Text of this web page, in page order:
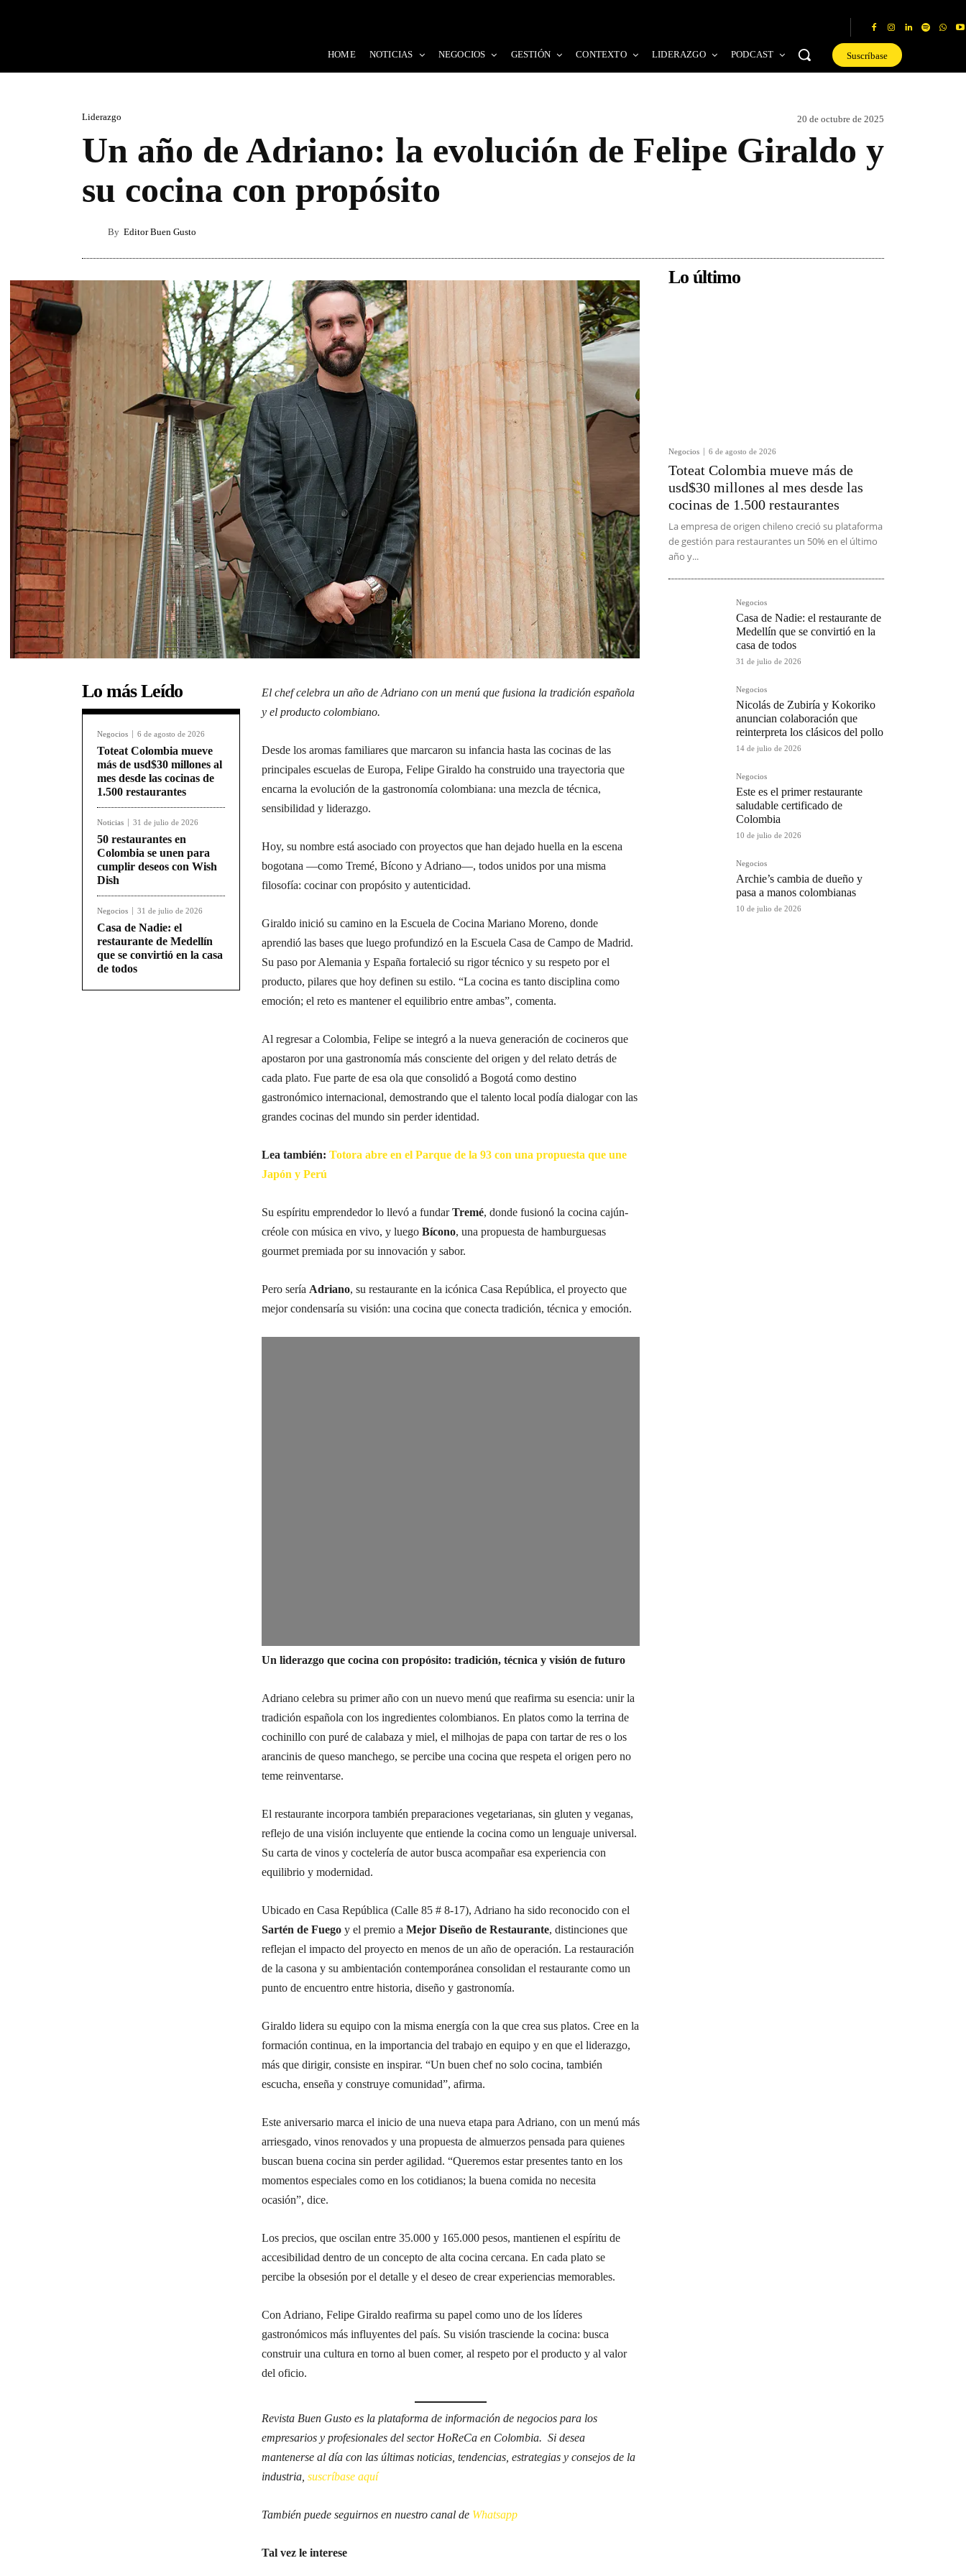
HOME NOTICIAS NEGOCIOS GESTIÓN CONTEXTO LIDERAZGO PODCAST Suscríbase
Liderazgo 20 de octubre de 2025
Un año de Adriano: la evolución de Felipe Giraldo y
su cocina con propósito
By Editor Buen Gusto
Lo más Leído
Negocios 6 de agosto de 2026
Toteat Colombia mueve
más de usd$30 millones al
mes desde las cocinas de
1.500 restaurantes
Noticias 31 de julio de 2026
50 restaurantes en
Colombia se unen para
cumplir deseos con Wish
Dish
Negocios 31 de julio de 2026
Casa de Nadie: el
restaurante de Medellín
que se convirtió en la casa
de todos
El chef celebra un año de Adriano con un menú que fusiona la tradición española
y el producto colombiano.
Desde los aromas familiares que marcaron su infancia hasta las cocinas de las
principales escuelas de Europa, Felipe Giraldo ha construido una trayectoria que
encarna la evolución de la gastronomía colombiana: una mezcla de técnica,
sensibilidad y liderazgo.
Hoy, su nombre está asociado con proyectos que han dejado huella en la escena
bogotana —como Tremé, Bícono y Adriano—, todos unidos por una misma
filosofía: cocinar con propósito y autenticidad.
Giraldo inició su camino en la Escuela de Cocina Mariano Moreno, donde
aprendió las bases que luego profundizó en la Escuela Casa de Campo de Madrid.
Su paso por Alemania y España fortaleció su rigor técnico y su respeto por el
producto, pilares que hoy definen su estilo. “La cocina es tanto disciplina como
emoción; el reto es mantener el equilibrio entre ambas”, comenta.
Al regresar a Colombia, Felipe se integró a la nueva generación de cocineros que
apostaron por una gastronomía más consciente del origen y del relato detrás de
cada plato. Fue parte de esa ola que consolidó a Bogotá como destino
gastronómico internacional, demostrando que el talento local podía dialogar con las
grandes cocinas del mundo sin perder identidad.
Lea también: Totora abre en el Parque de la 93 con una propuesta que une
Japón y Perú
Su espíritu emprendedor lo llevó a fundarTremé, donde fusionó la cocina cajún-
créole con música en vivo, y luego Bícono, una propuesta de hamburguesas
gourmet premiada por su innovación y sabor.
Pero sería Adriano, su restaurante en la icónica Casa República, el proyecto que
mejor condensaría su visión: una cocina que conecta tradición, técnica y emoción.
Un liderazgo que cocina con propósito: tradición, técnica y visión de futuro
Adriano celebra su primer año con un nuevo menú que reafirma su esencia: unir la
tradición española con los ingredientes colombianos. En platos como la terrina de
cochinillo con puré de calabaza y miel, el milhojas de papa con tartar de res o los
arancinis de queso manchego, se percibe una cocina que respeta el origen pero no
teme reinventarse.
El restaurante incorpora también preparaciones vegetarianas, sin gluten y veganas,
reflejo de una visión incluyente que entiende la cocina como un lenguaje universal.
Su carta de vinos y coctelería de autor busca acompañar esa experiencia con
equilibrio y modernidad.
Ubicado en Casa República (Calle 85 # 8-17), Adriano ha sido reconocido con el
Sartén de Fuego y el premio a Mejor Diseño de Restaurante, distinciones que
reflejan el impacto del proyecto en menos de un año de operación. La restauración
de la casona y su ambientación contemporánea consolidan el restaurante como un
punto de encuentro entre historia, diseño y gastronomía.
Giraldo lidera su equipo con la misma energía con la que crea sus platos. Cree en la
formación continua, en la importancia del trabajo en equipo y en que el liderazgo,
más que dirigir, consiste en inspirar. “Un buen chef no solo cocina, también
escucha, enseña y construye comunidad”, afirma.
Este aniversario marca el inicio de una nueva etapa para Adriano, con un menú más
arriesgado, vinos renovados y una propuesta de almuerzos pensada para quienes
buscan buena cocina sin perder agilidad. “Queremos estar presentes tanto en los
momentos especiales como en los cotidianos; la buena comida no necesita
ocasión”, dice.
Los precios, que oscilan entre 35.000 y 165.000 pesos, mantienen el espíritu de
accesibilidad dentro de un concepto de alta cocina cercana. En cada plato se
percibe la obsesión por el detalle y el deseo de crear experiencias memorables.
Con Adriano, Felipe Giraldo reafirma su papel como uno de los líderes
gastronómicos más influyentes del país. Su visión trasciende la cocina: busca
construir una cultura en torno al buen comer, al respeto por el producto y al valor
del oficio.
Revista Buen Gusto es la plataforma de información de negocios para los
empresarios y profesionales del sector HoReCa en Colombia. Si desea
mantenerse al día con las últimas noticias, tendencias, estrategias y consejos de la
industria, suscríbase aquí
También puede seguirnos en nuestro canal de Whatsapp
Tal vez le interese
Lo último
Negocios 6 de agosto de 2026
Toteat Colombia mueve más de
usd$30 millones al mes desde las
cocinas de 1.500 restaurantes
La empresa de origen chileno creció su plataforma
de gestión para restaurantes un 50% en el último
año y...
Negocios
Casa de Nadie: el restaurante de
Medellín que se convirtió en la
casa de todos
31 de julio de 2026
Negocios
Nicolás de Zubiría y Kokoriko
anuncian colaboración que
reinterpreta los clásicos del pollo
14 de julio de 2026
Negocios
Este es el primer restaurante
saludable certificado de
Colombia
10 de julio de 2026
Negocios
Archie’s cambia de dueño y
pasa a manos colombianas
10 de julio de 2026